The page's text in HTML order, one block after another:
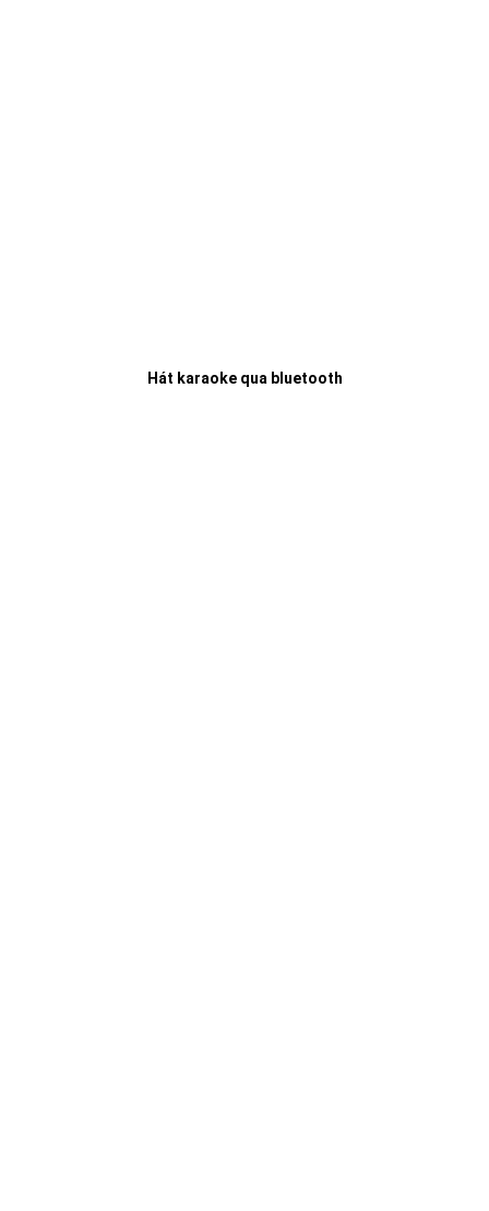
Hát karaoke qua bluetooth